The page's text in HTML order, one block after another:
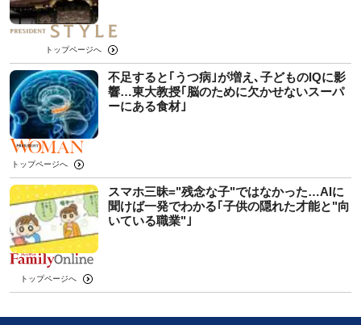
トップページへ
不足すると｢うつ病｣が増え､子どものIQに影
響…東大教授｢脳のために欠かせないスーパ
ーにある食材｣
トップページへ
スマホ三昧="残念な子"ではなかった…AIに
聞けば一発でわかる｢子供の隠れた才能と"向
いている職業"｣
トップページへ